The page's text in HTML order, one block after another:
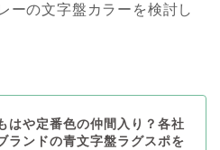
ーの文字盤カラーを検討し
はや定番色の仲間入り？各社
ランドの青文字盤ラグスポを